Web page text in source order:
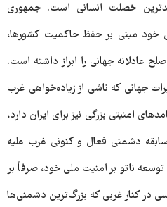
خصلت انسانی است. جمهوری
خود مبنی بر حفظ حاکمیت کشورها،
عادلانه جهانی را ابراز داشته است.
جهانی که ناشی از زیاده‌خواهی غرب
امنیتی بزرگی نیز برای ایران دارد،
دشمنی فعال و کنونی غرب علیه
توسعه ناتو بر امنیت ملی خود، صرفاً بر
در کنار غربی که بزرگ‌ترین دشمنی‌ها